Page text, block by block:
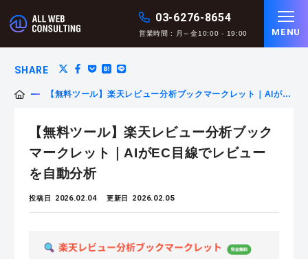
03-6276-8654
営業時間 : 月～金10:00 - 19:00 MENU
SHARE
【無料ツール】楽天レビュー分析ブックマークレット｜AIが
【無料ツール】楽天レビュー分析ブック
マークレット｜AIがEC目線でレビュー
を自動分析
投稿日 2026.02.04 更新日 2026.02.05